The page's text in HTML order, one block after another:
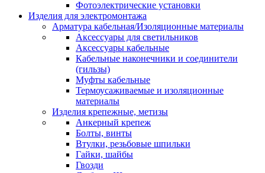
Фотоэлектрические установки
Изделия для электромонтажа
Арматура кабельная/Изоляционные материалы
Аксессуары для светильников
Аксессуары кабельные
Кабельные наконечники и соединители
(гильзы)
Муфты кабельные
Термоусаживаемые и изоляционные
материалы
Изделия крепежные, метизы
Анкерный крепеж
Болты, винты
Втулки, резьбовые шпильки
Гайки, шайбы
Гвозди